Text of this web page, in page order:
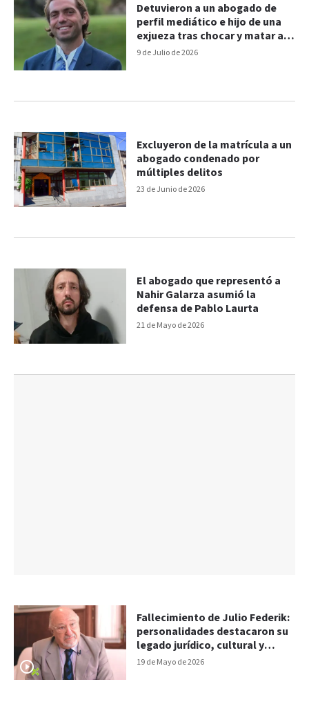
9 de Julio de 2026
Detuvieron a un abogado de
perfil mediático e hijo de una
exjueza tras chocar y matar a
una mujer en la Panamericana
23 de Junio de 2026
Excluyeron de la matrícula a un
abogado condenado por
múltiples delitos
21 de Mayo de 2026
El abogado que representó a
Nahir Galarza asumió la
defensa de Pablo Laurta
19 de Mayo de 2026
Fallecimiento de Julio Federik:
personalidades destacaron su
legado jurídico, cultural y
humano